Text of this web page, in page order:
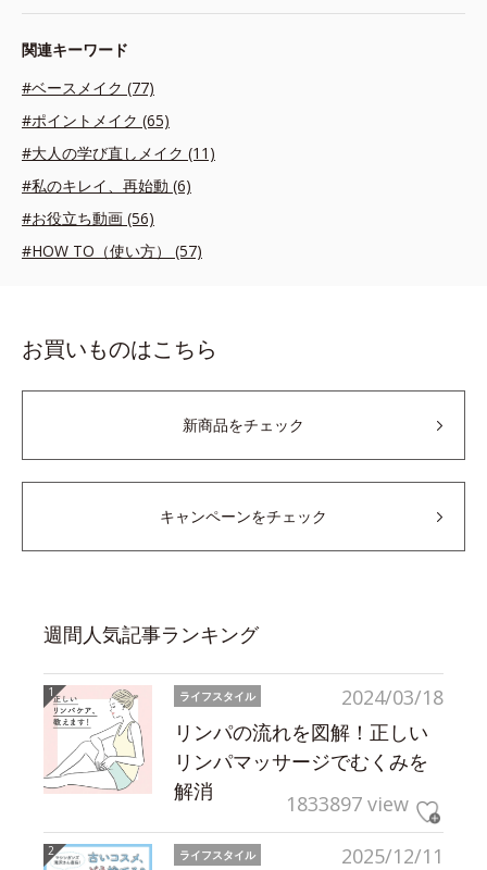
関連キーワード
#ベースメイク (77)
#ポイントメイク (65)
#大人の学び直しメイク (11)
#私のキレイ、再始動 (6)
#お役立ち動画 (56)
#HOW TO（使い方） (57)
お買いものはこちら
新商品をチェック
キャンペーンをチェック
週間人気記事ランキング
2024/03/18
ライフスタイル
リンパの流れを図解！正しい
リンパマッサージでむくみを
解消
1833897 view
2025/12/11
ライフスタイル